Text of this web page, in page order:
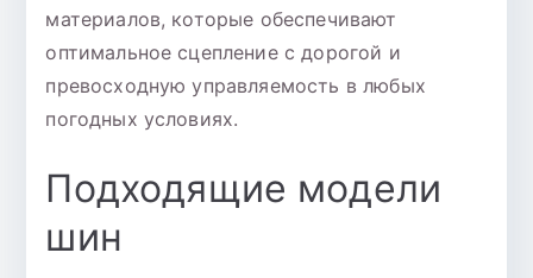
материалов, которые обеспечивают
оптимальное сцепление с дорогой и
превосходную управляемость в любых
погодных условиях.
Подходящие модели
шин